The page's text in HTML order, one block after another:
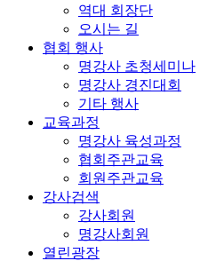
역대 회장단
오시는 길
협회 행사
명강사 초청세미나
명강사 경진대회
기타 행사
교육과정
명강사 육성과정
협회주관교육
회원주관교육
강사검색
강사회원
명강사회원
열린광장